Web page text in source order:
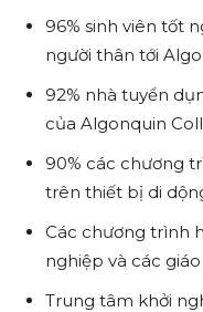
96% sinh viên tốt
người thân tới
92% nhà tuyển
của Algonquin
90% các chương
trên thiết bị di
Các chương trình
nghiệp và các
Trung tâm khởi